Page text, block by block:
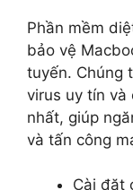
Phần mềm
bảo vệ
tuyến. Chúng
virus uy tín và
nhất, giúp
và tấn công
Cài đặt